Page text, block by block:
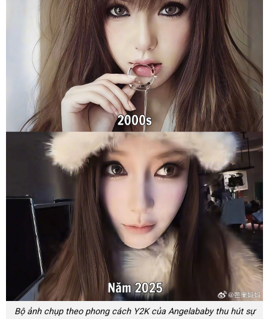
Bộ ảnh chụp theo phong cách Y2K của Angelababy thu hút sự